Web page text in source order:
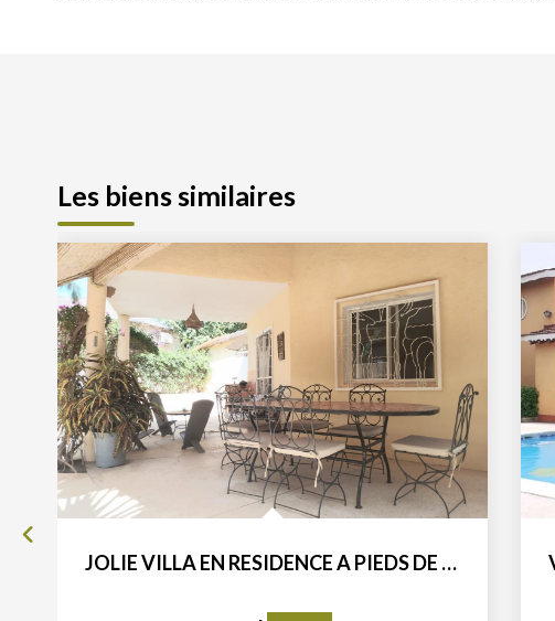
Les biens similaires
JOLIE VILLA EN RESIDENCE A PIEDS DE LA PLAGE à Saly